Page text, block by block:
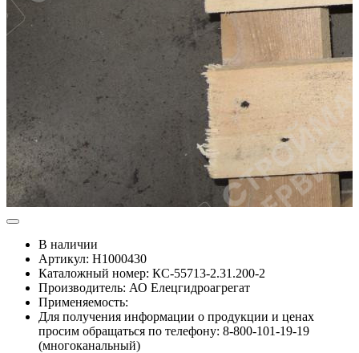
В наличии
Артикул: Н1000430
Каталожный номер: КС-55713-2.31.200-2
Производитель: АО Елецгидроагрегат
Применяемость:
Для получения информации о продукции и ценах
просим обращаться по телефону: 8-800-101-19-19
(многоканальный)